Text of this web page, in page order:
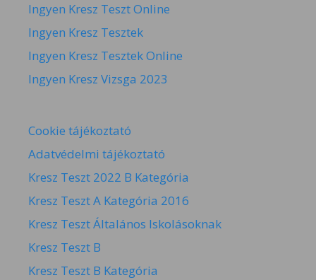
Ingyen Kresz Teszt Online
Ingyen Kresz Tesztek
Ingyen Kresz Tesztek Online
Ingyen Kresz Vizsga 2023
Cookie tájékoztató
Adatvédelmi tájékoztató
Kresz Teszt 2022 B Kategória
Kresz Teszt A Kategória 2016
Kresz Teszt Általános Iskolásoknak
Kresz Teszt B
Kresz Teszt B Kategória